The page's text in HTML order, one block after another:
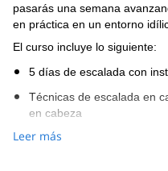
pasarás una semana
en práctica en un entorno
El curso incluye lo siguiente:
5 días de escalada con
Técnicas de escalada en
en cabeza
Construcción de confianza
Leer más